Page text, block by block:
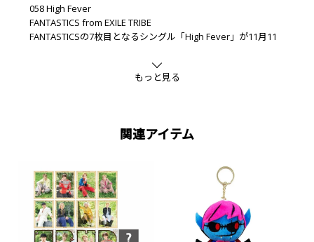
058 High Fever
FANTASTICS from EXILE TRIBE
FANTASTICSの7枚目となるシングル「High Fever」が11月11
ネキン・ナイト・フィーバー』の主題歌に起用され、きらびや
かさと熱気が同居するエレクトロポップをベースにしたサウン
もっと見る
関連アイテム